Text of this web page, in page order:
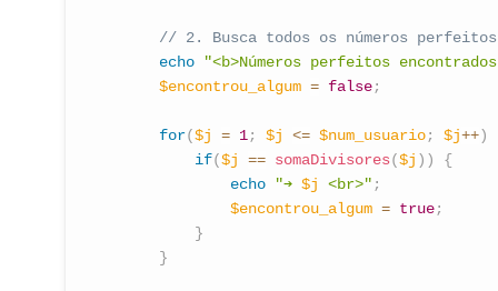
// 2. Busca todos os números
echo
"<b>Números perfeitos
$encontrou_algum = false;
for($j = 1; $j <= $num_usuario; $j++)
if($j == somaDivisores($j ) )
{
echo
"➔ $j <br>" ;
$encontrou_algum = true;
}
}